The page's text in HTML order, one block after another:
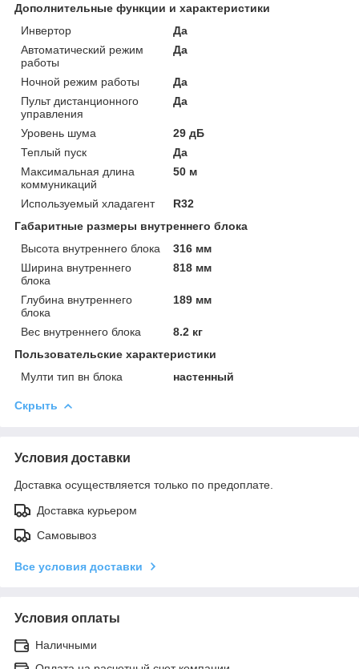
Дополнительные функции и характеристики
Инвертор
Да
Автоматический режим
работы
Да
Ночной режим работы
Да
Пульт дистанционного
управления
Да
Уровень шума
29 дБ
Теплый пуск
Да
Максимальная длина
коммуникаций
50 м
Используемый хладагент
R32
Габаритные размеры внутреннего блока
Высота внутреннего блока
316 мм
Ширина внутреннего
блока
818 мм
Глубина внутреннего
блока
189 мм
Вес внутреннего блока
8.2 кг
Пользовательские характеристики
Мулти тип вн блока
настенный
Скрыть
Условия доставки
Доставка осуществляется только по предоплате.
Доставка курьером
Самовывоз
Все условия доставки
Условия оплаты
Наличными